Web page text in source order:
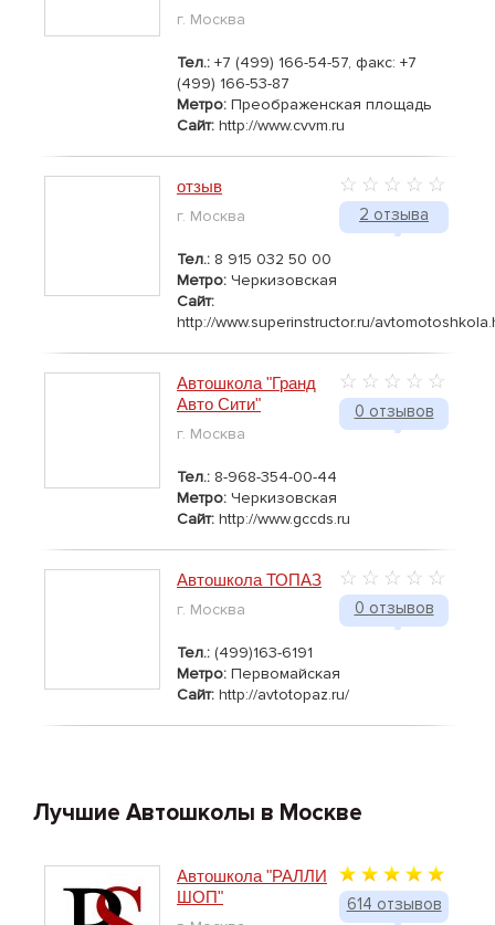
г. Москва
Тел.: +7 (499) 166-54-57, факс: +7
(499) 166-53-87
Метро: Преображенская площадь
Сайт: http://www.cvvm.ru
2 отзыва
отзыв
г. Москва
Тел.: 8 915 032 50 00
Метро: Черкизовская
Сайт:
http://www.superinstructor.ru/
0 отзывов
Автошкола "Гранд
Авто Сити"
г. Москва
Тел.: 8-968-354-00-44
Метро: Черкизовская
Сайт: http://www.gccds.ru
0 отзывов
Автошкола ТОПАЗ
г. Москва
Тел.: (499)163-6191
Метро: Первомайская
Сайт: http://avtotopaz.ru/
Лучшие Автошколы в Москве
614 отзывов
Автошкола "РАЛЛИ
ШОП"